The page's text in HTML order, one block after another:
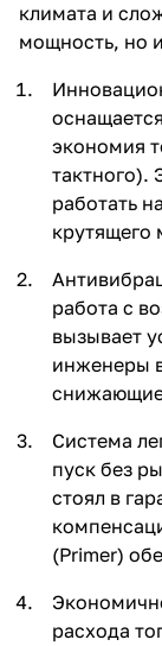
климата и
мощность, но
экономия
тактного).
работать
крутящего
работа с
вызывает
инженеры
снижающие
Система
пуск без
стоял в
(Primer)
расхода